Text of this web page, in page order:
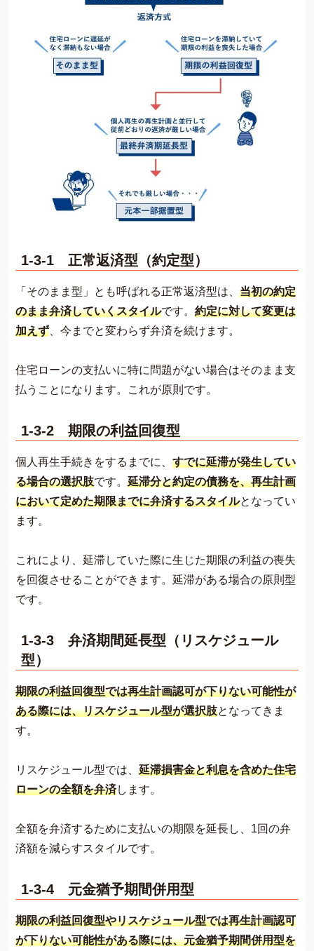
1-3-1 正常返済型（約定型）
「そのまま型」とも呼ばれる正常返済型は、 当初の約定
のまま弁済していくスタイルです。 約定に対して変更は
加えず 、今までと変わらず弁済を続けます。
住宅ローンの支払いに特に問題がない場合はそのまま支
払うことになります。これが原則です。
1-3-2 期限の利益回復型
個人再生手続きをするまでに、 すでに延滞が発生してい
る場合の選択肢です。 延滞分と約定の債務を、再生計画
において定めた期限までに弁済するスタイルとなってい
ます。
これにより、延滞していた際に生じた期限の利益の喪失
を回復させることができます。延滞がある場合の原則型
です。
1-3-3 弁済期間延長型（リスケジュール
型）
期限の利益回復型では再生計画認可が下りない可能性が
ある際には、リスケジュール型が選択肢となってきま
す。
リスケジュール型では、 延滞損害金と利息を含めた住宅
ローンの全額を弁済します。
全額を弁済するために支払いの期限を延長し、1回の弁
済額を減らすスタイルです。
1-3-4 元金猶予期間併用型
期限の利益回復型やリスケジュール型では再生計画認可
が下りない可能性がある際には、元金猶予期間併用型を